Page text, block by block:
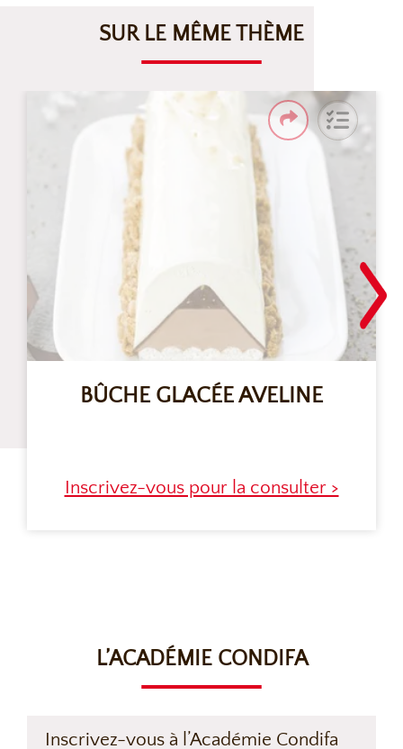
SUR LE MÊME THÈME
BÛCHE GLACÉE AVELINE
Inscrivez-vous pour la consulter >
L’ACADÉMIE CONDIFA
Inscrivez-vous à l’Académie Condifa